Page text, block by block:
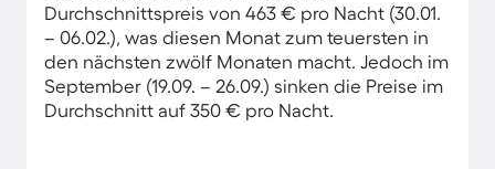
Durchschnittspreis von 463 € pro Nacht (30.01.
– 06.02.), was diesen Monat zum teuersten in
den nächsten zwölf Monaten macht. Jedoch im
September (19.09. – 26.09.) sinken die Preise im
Durchschnitt auf 350 € pro Nacht.